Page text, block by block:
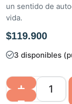
un sentido de
vida.
$119.900
3 disponibles